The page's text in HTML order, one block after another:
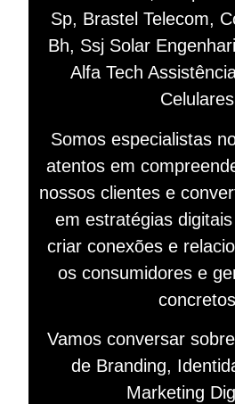
Sp, Brastel Telecom,
Bh, Ssj Solar
Alfa Tech
Somos especialistas
atentos em
nossos clientes e
em estratégias
criar conexões e
os consumidores e
Vamos conversar
de Branding,
Marketing